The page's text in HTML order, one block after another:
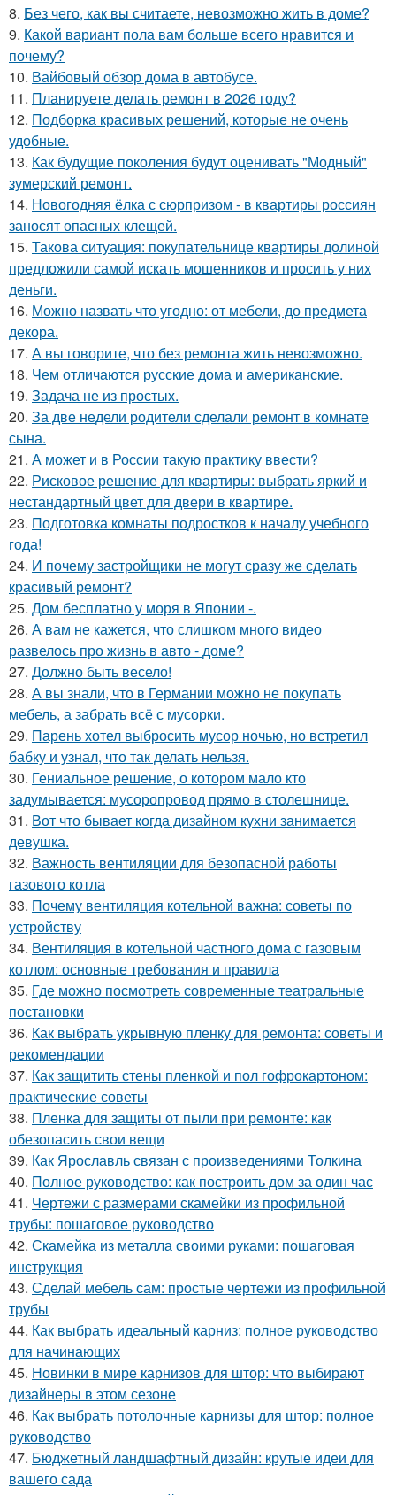
8. Без чего, как вы считаете, невозможно жить в доме?
9. Какой вариант пола вам больше всего нравится и
почему?
10. Вайбовый обзор дома в автобусе.
11. Планируете делать ремонт в 2026 году?
12. Подборка красивых решений, которые не очень
удобные.
13. Как будущие поколения будут оценивать "Модный"
зумерский ремонт.
14. Новогодняя ёлка с сюрпризом - в квартиры россиян
заносят опасных клещей.
15. Такова ситуация: покупательнице квартиры долиной
предложили самой искать мошенников и просить у них
деньги.
16. Можно назвать что угодно: от мебели, до предмета
декора.
17. А вы говорите, что без ремонта жить невозможно.
18. Чем отличаются русские дома и американские.
19. Задача не из простых.
20. За две недели родители сделали ремонт в комнате
сына.
21. А может и в России такую практику ввести?
22. Рисковое решение для квартиры: выбрать яркий и
нестандартный цвет для двери в квартире.
23. Подготовка комнаты подростков к началу учебного
года!
24. И почему застройщики не могут сразу же сделать
красивый ремонт?
25. Дом бесплатно у моря в Японии -.
26. А вам не кажется, что слишком много видео
развелось про жизнь в авто - доме?
27. Должно быть весело!
28. А вы знали, что в Германии можно не покупать
мебель, а забрать всё с мусорки.
29. Парень хотел выбросить мусор ночью, но встретил
бабку и узнал, что так делать нельзя.
30. Гениальное решение, о котором мало кто
задумывается: мусоропровод прямо в столешнице.
31. Вот что бывает когда дизайном кухни занимается
девушка.
32. Важность вентиляции для безопасной работы
газового котла
33. Почему вентиляция котельной важна: советы по
устройству
34. Вентиляция в котельной частного дома с газовым
котлом: основные требования и правила
35. Где можно посмотреть современные театральные
постановки
36. Как выбрать укрывную пленку для ремонта: советы и
рекомендации
37. Как защитить стены пленкой и пол гофрокартоном:
практические советы
38. Пленка для защиты от пыли при ремонте: как
обезопасить свои вещи
39. Как Ярославль связан с произведениями Толкина
40. Полное руководство: как построить дом за один час
41. Чертежи с размерами скамейки из профильной
трубы: пошаговое руководство
42. Скамейка из металла своими руками: пошаговая
инструкция
43. Сделай мебель сам: простые чертежи из профильной
трубы
44. Как выбрать идеальный карниз: полное руководство
для начинающих
45. Новинки в мире карнизов для штор: что выбирают
дизайнеры в этом сезоне
46. Как выбрать потолочные карнизы для штор: полное
руководство
47. Бюджетный ландшафтный дизайн: крутые идеи для
вашего сада